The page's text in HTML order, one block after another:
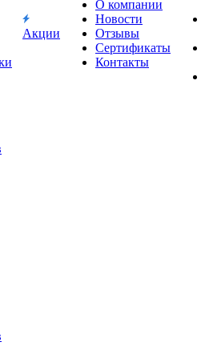
Акции
О компании
Новости
Отзывы
Сертификаты
Контакты